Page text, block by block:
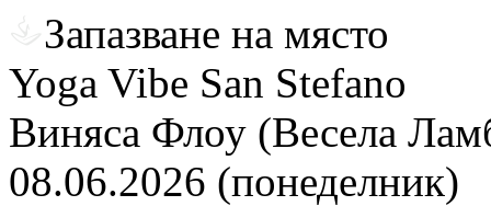
Запазване на място
Yoga Vibe San Stefano
Виняса Флоу (Весела
08.06.2026 (понеделник)